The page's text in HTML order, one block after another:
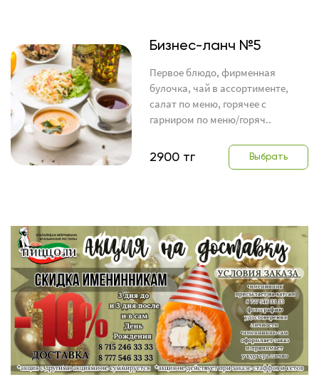
Бизнес-ланч №5
Первое блюдо, фирменная
булочка, чай в ассортименте,
салат по меню, горячее с
гарниром по меню/горяч..
2900 тг Выбрать